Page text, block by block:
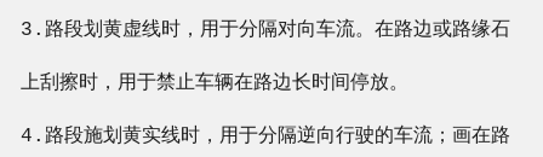
3.路段划黄虚线时，用于分隔对向车流。在路边或路缘石
上刮擦时，用于禁止车辆在路边长时间停放。
4.路段施划黄实线时，用于分隔逆向行驶的车流；画在路